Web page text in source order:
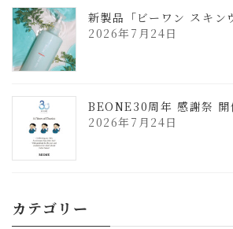
新製品「ビーワン スキン
2026年7月24日
BEONE30周年 感謝祭 開
2026年7月24日
カテゴリー